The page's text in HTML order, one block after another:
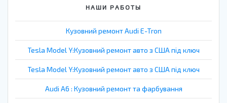
НАШИ РАБОТЫ
Кузовний ремонт Audi E-Tron
Tesla Model Y:Кузовний ремонт авто з США під ключ
Tesla Model Y:Кузовний ремонт авто з США під ключ
Audi A6 : Кузовний ремонт та фарбування